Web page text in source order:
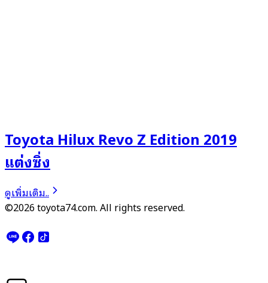
Toyota Hilux Revo Z Edition 2019
แต่งซิ่ง
ดูเพิ่มเติม..
©2026 toyota74.com. All rights reserved.